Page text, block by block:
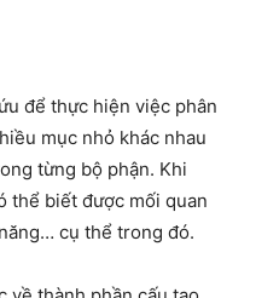
để thực hiện việc phân
mục nhỏ khác nhau
từng bộ phận. Khi
thể biết được mối quan
cụ thể trong đó.